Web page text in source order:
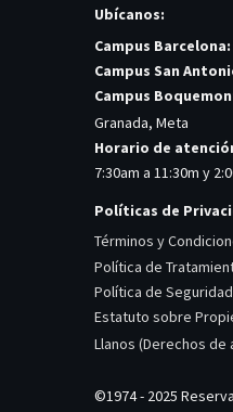
Ubícanos:
Campus Barcelona:
Campus San
Campus
Granada, Meta
Horario de
7:30am a 11:30m y
Políticas de
Términos y
Política de
Política de
Estatuto sobre
Llanos (Derechos de
©1974 - 2025